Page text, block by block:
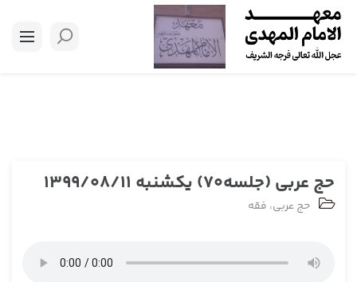
حج عربی (جلسه70) یکشنبه 1399/08/11
حج عربی، فقه